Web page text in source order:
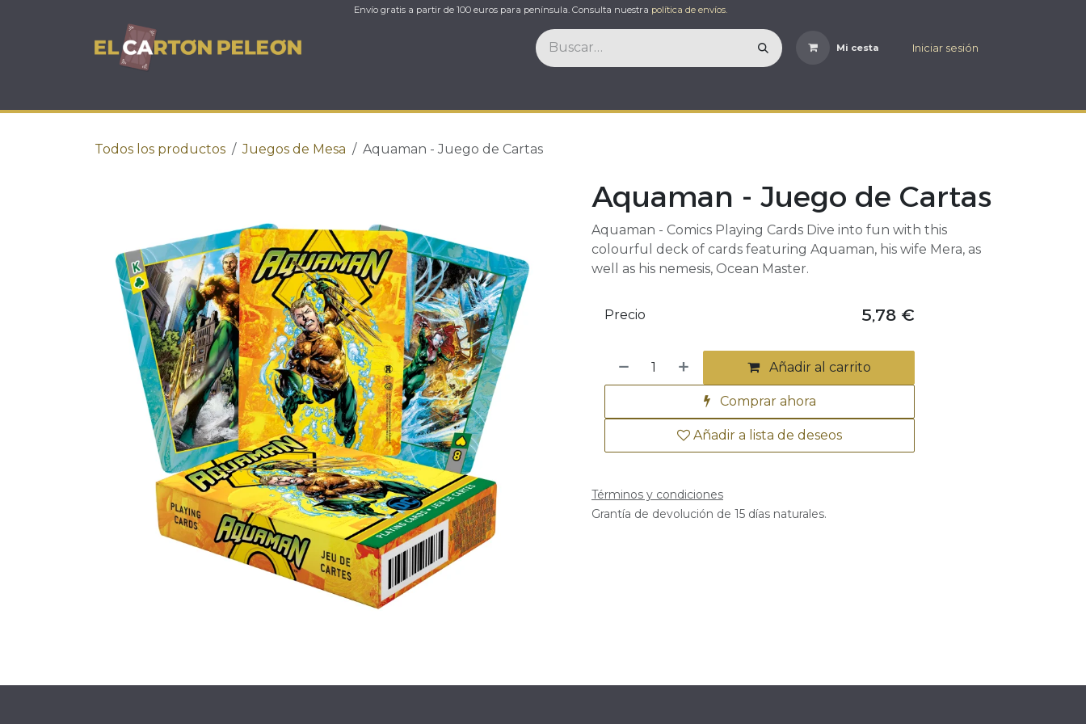
Envío gratis a partir de 100 euros para península. Consulta nuestra política de envíos.
Mi cesta Iniciar sesión
Todos los productos Juegos de Mesa Aquaman - Juego de Cartas
Aquaman - Juego de Cartas
Aquaman - Comics Playing Cards Dive into fun with this
colourful deck of cards featuring Aquaman, his wife Mera, as
well as his nemesis, Ocean Master.
Añadir al carrito
Comprar ahora
Añadir a lista de deseos
Precio 5,78 €
Términos y condiciones
Grantía de devolución de 15 días naturales.